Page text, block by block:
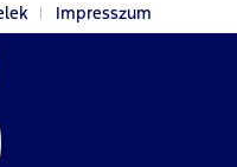
Impresszum